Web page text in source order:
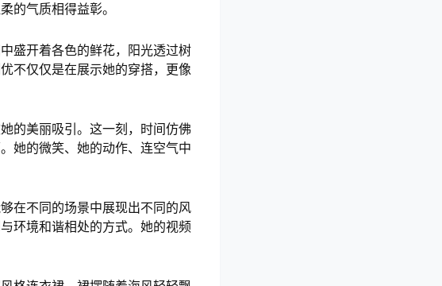
的气质相得益彰。
盛开着各色的鲜花，阳光透过树
不仅仅是在展示她的穿搭，更像
的美丽吸引。这一刻，时间仿佛
她的微笑、她的动作、连空气中
在不同的场景中展现出不同的风
环境和谐相处的方式。她的视频